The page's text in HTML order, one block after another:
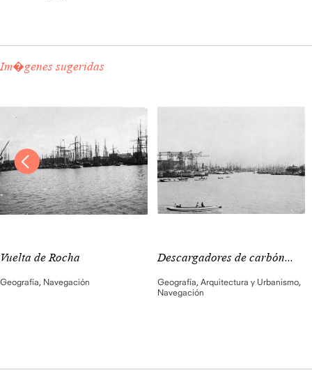
Im�genes sugeridas
Vuelta de Rocha
Geografía, Navegación
Descargadores de carbón...
Geografía, Arquitectura y Urbanismo,
Navegación